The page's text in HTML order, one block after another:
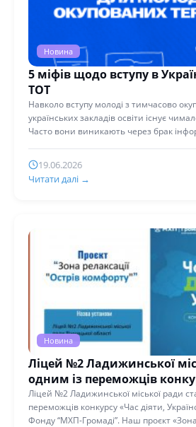
Новина
5 міфів щодо вступу в
ТОТ
Навколо вступу молоді з тимчасово
українських закладів освіти існує
Часто вони виникають через брак
19.06.2026
Читати далі →
Новина
Ліцей №2 Ладижинської
одним із переможців
Україно!»
Ліцей №2 Ладижинської міської ради
переможців конкурсу «Час діяти,
Фонду “МХП-Громаді”. Наш проєкт «Зона